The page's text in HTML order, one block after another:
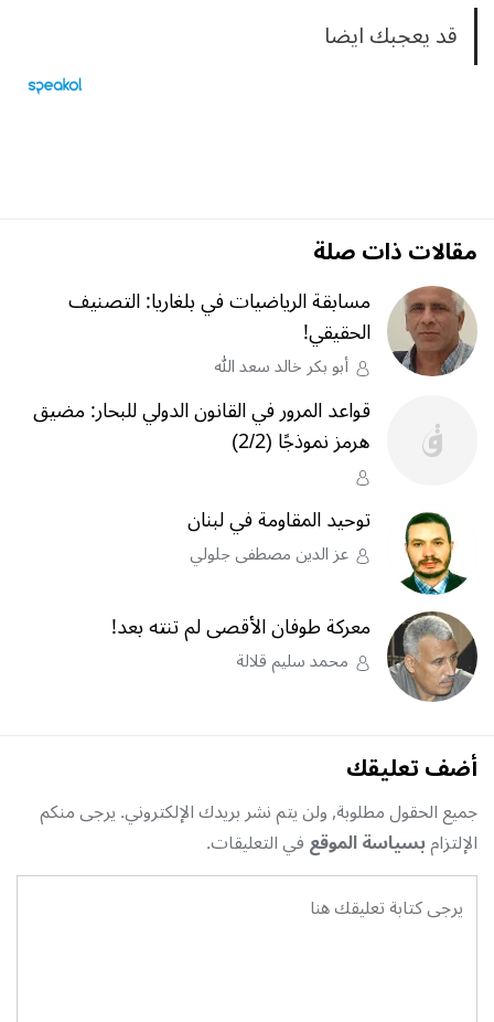
قد يعجبك ايضا
مقالات ذات صلة
مسابقة الرياضيات في بلغاريا: التصنيف
الحقيقي!
أبو بكر خالد سعد الله
قواعد المرور في القانون الدولي للبحار: مضيق
هرمز نموذجًا (2/2)
توحيد المقاومة في لبنان
عز الدين مصطفى جلولي
معركة طوفان الأقصى لم تنته بعد!
محمد سليم قلالة
أضف تعليقك
جميع الحقول مطلوبة, ولن يتم نشر بريدك الإلكتروني. يرجى منكم
الإلتزامبسياسة الموقعفي التعليقات.